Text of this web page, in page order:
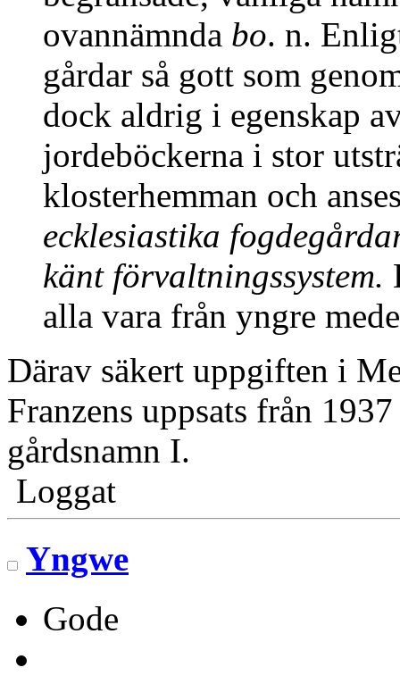
ovannämnda bo. n.
gårdar så gott som
dock aldrig i egenskap
jordeböckerna i stor
klosterhemman och
ecklesiastika
känt förvaltningssystem.
alla vara från yngre
Därav säkert uppgiften i
Franzens uppsats från
gårdsnamn I.
Loggat
Yngwe
Gode